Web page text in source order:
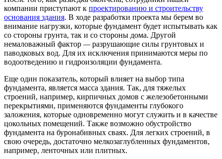
компании приступают к проектированию и строительству
основания здания. В ходе разработки проекта мы берем во
внимание нагрузки, которые фундамент будет испытывать как
со стороны грунта, так и со стороны дома. Другой
немаловажный фактор —разрушающие силы грунтовых и
паводковых вод. Для их исключения принимаются меры по
водоотведению и гидроизоляции фундамента.
Еще один показатель, который влияет на выбор типа
фундамента, является масса здания. Так, для тяжелых
строений, например, кирпичных домов с железобетонными
перекрытиями, применяются фундаменты глубокого
заложения, которые одновременно могут служить и в качестве
цокольных помещений. Также возможно обустройство
фундамента на буронабивных сваях. Для легких строений, в
свою очередь, достаточно мелкозаглубленных фундаментов,
например, ленточных или плитных.